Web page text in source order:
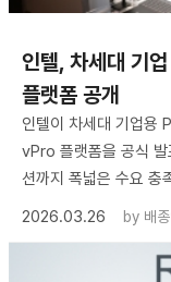
인텔, 차세대 기
플랫폼 공개
인텔이 차세대 기업용
vPro 플랫폼을 공식 발
션까지 폭넓은 수요 충
2026.03.26
by 배